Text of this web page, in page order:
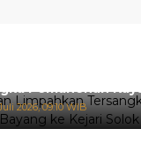
Kehutanan
Pemanenan
ke Kejari
2026, 09:10 WIB